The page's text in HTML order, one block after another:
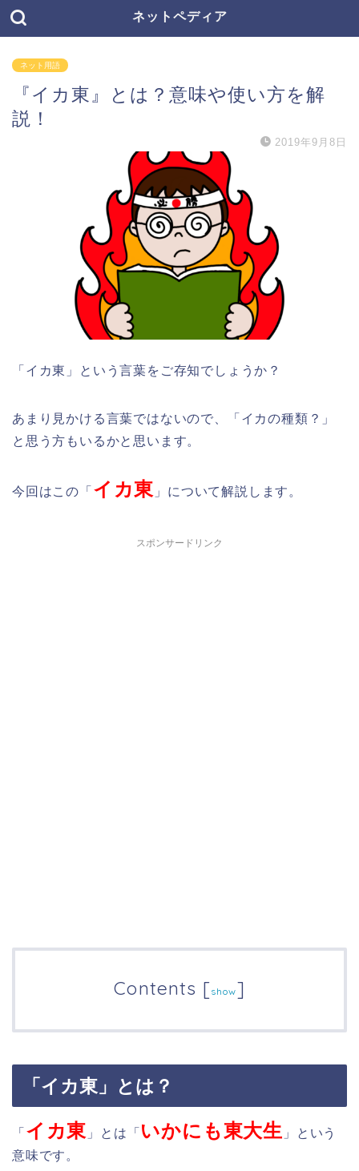
ネットペディア
ネット用語
『イカ東』とは？意味や使い方を解
説！
2019年9月8日
「イカ東」という言葉をご存知でしょうか？
あまり見かける言葉ではないので、「イカの種類？」
と思う方もいるかと思います。
今回はこの「 イカ東 」について解説します。
スポンサードリンク
Contents [show]
「イカ東」とは？
「 イカ東 」とは「 いかにも東大生 」という
意味です。